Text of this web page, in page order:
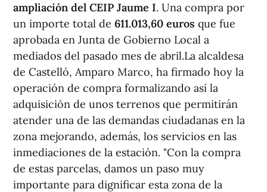
ampliación del CEIP Jaume I. Una compra por
un importe total de 611.013,60 euros que fue
aprobada en Junta de Gobierno Local a
mediados del pasado mes de abril.La alcaldesa
de Castelló, Amparo Marco, ha firmado hoy la
operación de compra formalizando así la
adquisición de unos terrenos que permitirán
atender una de las demandas ciudadanas en la
zona mejorando, además, los servicios en las
inmediaciones de la estación. "Con la compra
de estas parcelas, damos un paso muy
importante para dignificar esta zona de la